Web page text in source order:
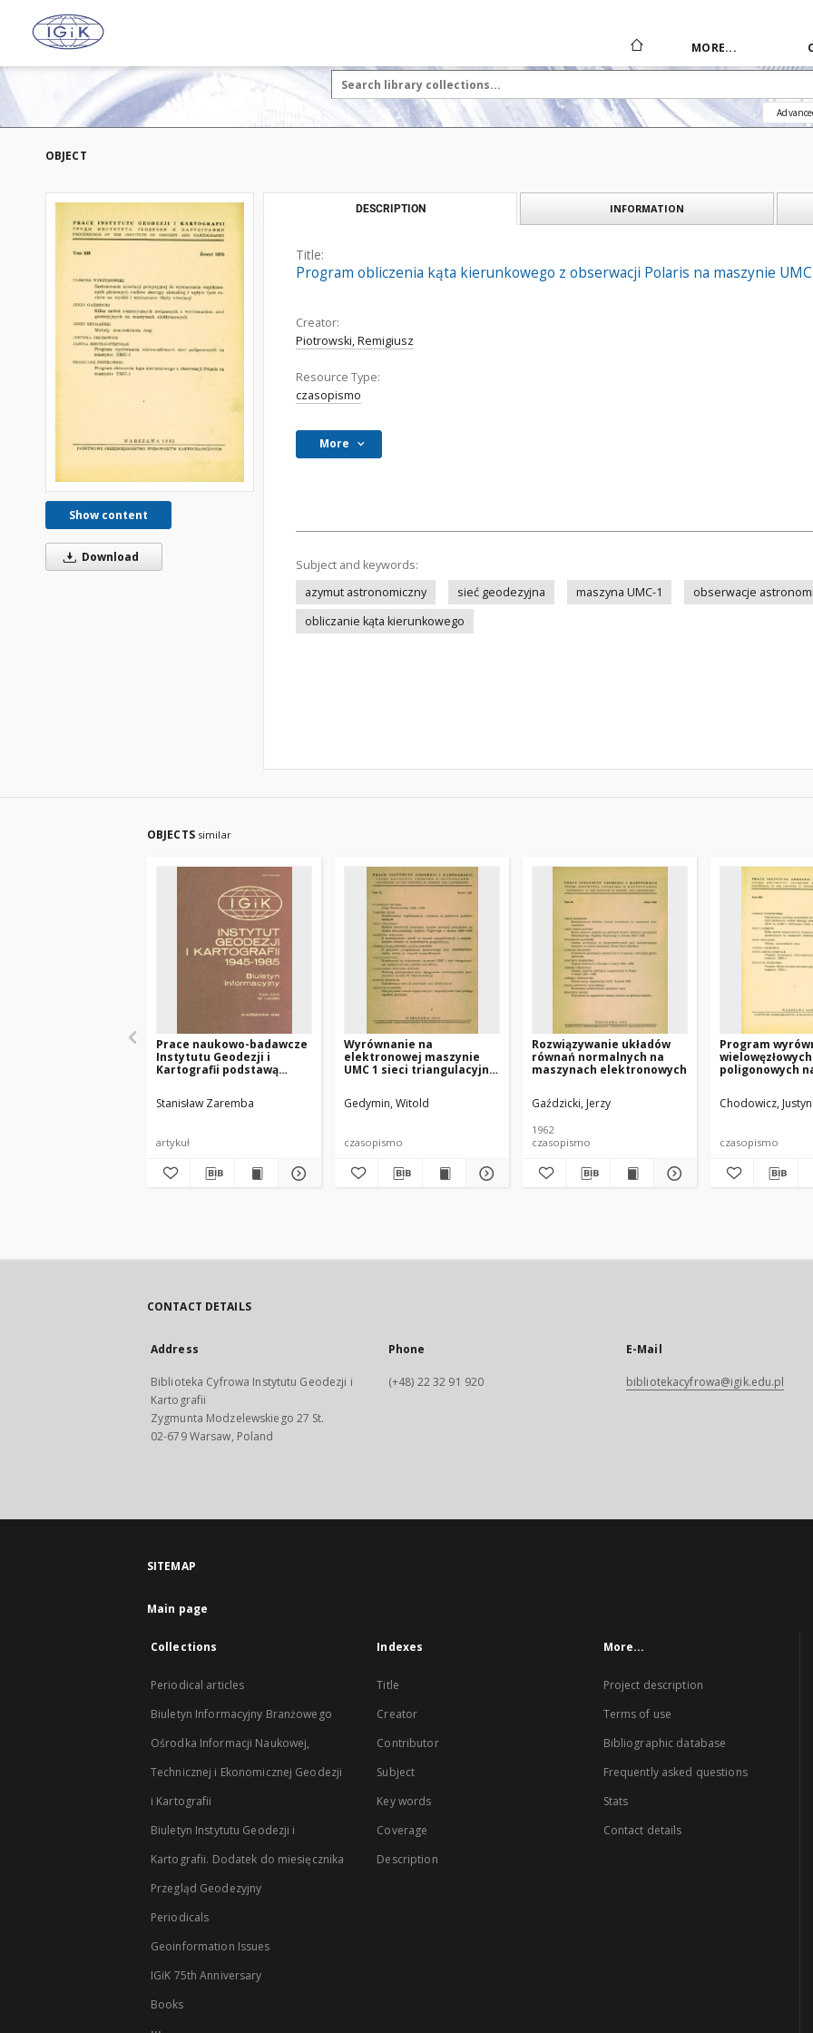
MORE...
OBJECT
Show content
Download
DESCRIPTION INFORMATION
Title:
Program obliczenia kąta kierunkowego z obserwacji Polaris na maszynie
Creator:
Piotrowski, Remigiusz
Resource Type:
czasopismo
More
Subject and keywords:
azymut astronomiczny
sieć geodezyjna maszyna UMC-1 obserwacje
obliczanie kąta kierunkowego
OBJECTS similar
Prace naukowo-badawcze
Instytutu Geodezji i
Kartografii podstawą
geodezji i kartografii
Stanisław Zaremba
artykuł
Wyrównanie na
elektronowej maszynie
UMC 1 sieci triangulacyjnej
kierunkową
Gedymin, Witold
czasopismo
Rozwiązywanie układów
równań normalnych na
maszynach elektronowych
Gaździcki, Jerzy
1962
czasopismo
Program
poligonowych
Chodowicz,
czasopismo
CONTACT DETAILS
Address
Biblioteka Cyfrowa Instytutu Geodezji i
Kartografii
Zygmunta Modzelewskiego 27 St.
02-679 Warsaw, Poland
Phone
(+48) 22 32 91 920
E-Mail
bibliotekacyfrowa@igik.edu.pl
SITEMAP
Main page
Collections
Periodical articles
Biuletyn Informacyjny Branżowego
Ośrodka Informacji Naukowej,
Technicznej i Ekonomicznej Geodezji
i Kartografii
Biuletyn Instytutu Geodezji i
Kartografii. Dodatek do miesięcznika
Przegląd Geodezyjny
Periodicals
Geoinformation Issues
IGiK 75th Anniversary
Books
...
Indexes
Title
Creator
Contributor
Subject
Key words
Coverage
Description
More...
Project description
Terms of use
Bibliographic database
Frequently asked questions
Stats
Contact details